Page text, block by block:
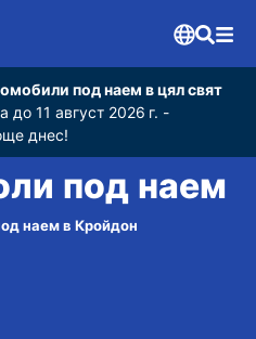
под наем в цял свят
до 11 август 2026 г. -
днес!
под наем
наем в Кройдон